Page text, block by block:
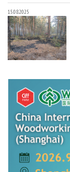
15.08.2025